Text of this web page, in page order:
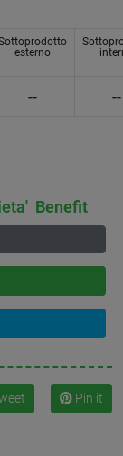
esterno
-- --
Benefit
Pin it